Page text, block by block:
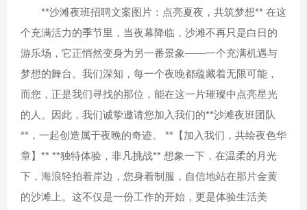
**沙滩夜班招聘文案图片：点亮夏夜，共筑梦想** 在这
个充满活力的季节里，当夜幕降临，沙滩不再只是白日的
游乐场，它正悄然变身为另一番景象——一个充满机遇与
梦想的舞台。我们深知，每一个夜晚都蕴藏着无限可能，
而您，正是我们寻找的那位，能在这一片璀璨中点亮星光
的人。因此，我们诚挚邀请您加入我们的**沙滩夜班团队
**，一起创造属于夜晚的奇迹。 **【加入我们，共绘夜色华
章】** **独特体验，非凡挑战** 想象一下，在温柔的月光
下，海浪轻拍着岸边，您身着制服，自信地站在那片金黄
的沙滩上。这不仅是一份工作的开始，更是体验生活美